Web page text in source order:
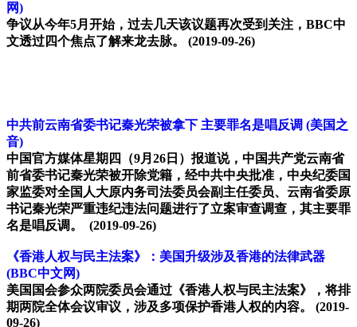
网)
争议从今年5月开始，过去几天该议题再次受到关注，BBC中
文透过四个焦点了解来龙去脉。
(2019-09-26)
中共前云南省委书记秦光荣被拿下 主要罪名是唱反调 (美国之
音)
中国官方媒体星期四（9月26日）报道说，中国共产党云南省
前省委书记秦光荣被开除党籍，经中共中央批准，中央纪委国
家监委对全国人大原内务司法委员会副主任委员、云南省委原
书记秦光荣严重违纪违法问题进行了立案审查调查，其主要罪
名是唱反调。
(2019-09-26)
《香港人权与民主法案》：美国升级涉及香港的法律武器
(BBC中文网)
美国国会参众两院委员会通过《香港人权与民主法案》，将排
期两院全体会议审议，涉及多项保护香港人权的内容。
(2019-
09-26)